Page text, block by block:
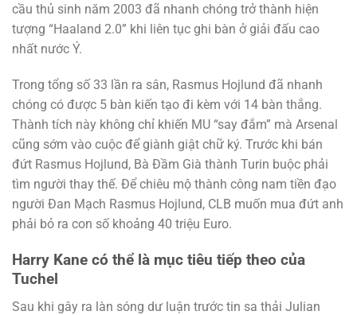
cầu thủ sinh năm 2003 đã nhanh chóng trở thành hiện
tượng “Haaland 2.0” khi liên tục ghi bàn ở giải đấu cao
nhất nước Ý.
Trong tổng số 33 lần ra sân, Rasmus Hojlund đã nhanh
chóng có được 5 bàn kiến tạo đi kèm với 14 bàn thắng.
Thành tích này không chỉ khiến MU “say đắm” mà Arsenal
cũng sớm vào cuộc để giành giật chữ ký. Trước khi bán
đứt Rasmus Hojlund, Bà Đầm Già thành Turin buộc phải
tìm người thay thế. Để chiêu mộ thành công nam tiền đạo
người Đan Mạch Rasmus Hojlund, CLB muốn mua đứt anh
phải bỏ ra con số khoảng 40 triệu Euro.
Harry Kane có thể là mục tiêu tiếp theo của
Tuchel
Sau khi gây ra làn sóng dư luận trước tin sa thải Julian